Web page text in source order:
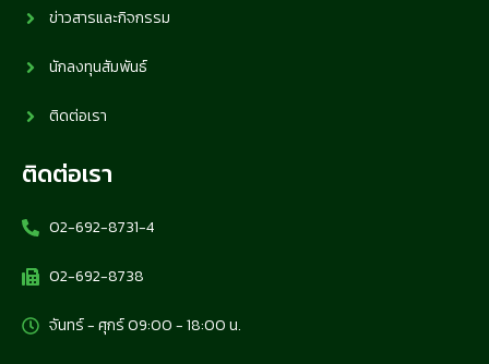
ข่าวสารและกิจกรรม
นักลงทุนสัมพันธ์
ติดต่อเรา
ติดต่อเรา
02-692-8731-4
02-692-8738
จันทร์ - ศุกร์ 09:00 - 18:00 น.